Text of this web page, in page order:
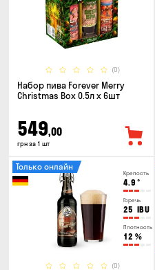
(0)
Набор пива Forever Merry
Christmas Box 0.5л x 6шт
549,00
грн за 1 шт
Крепость
4.9 °
Горечь
25 IBU
Плотность
12 %
(0)
Только онлайн